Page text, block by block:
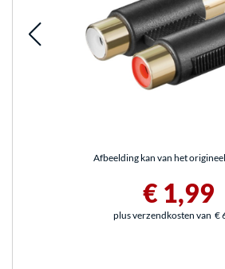
Afbeelding kan van het
€ 1,99
plus verzendkosten van €